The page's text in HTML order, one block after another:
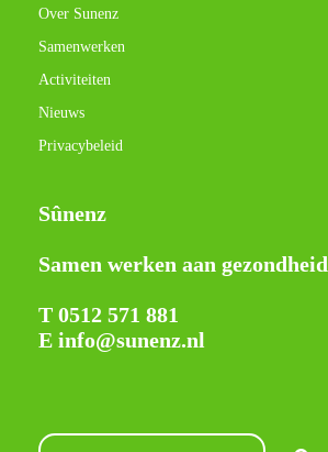
Over Sunenz
Samenwerken
Activiteiten
Nieuws
Privacybeleid
Sûnenz
Samen werken aan gezondheid
T 0512 571 881
E info@sunenz.nl